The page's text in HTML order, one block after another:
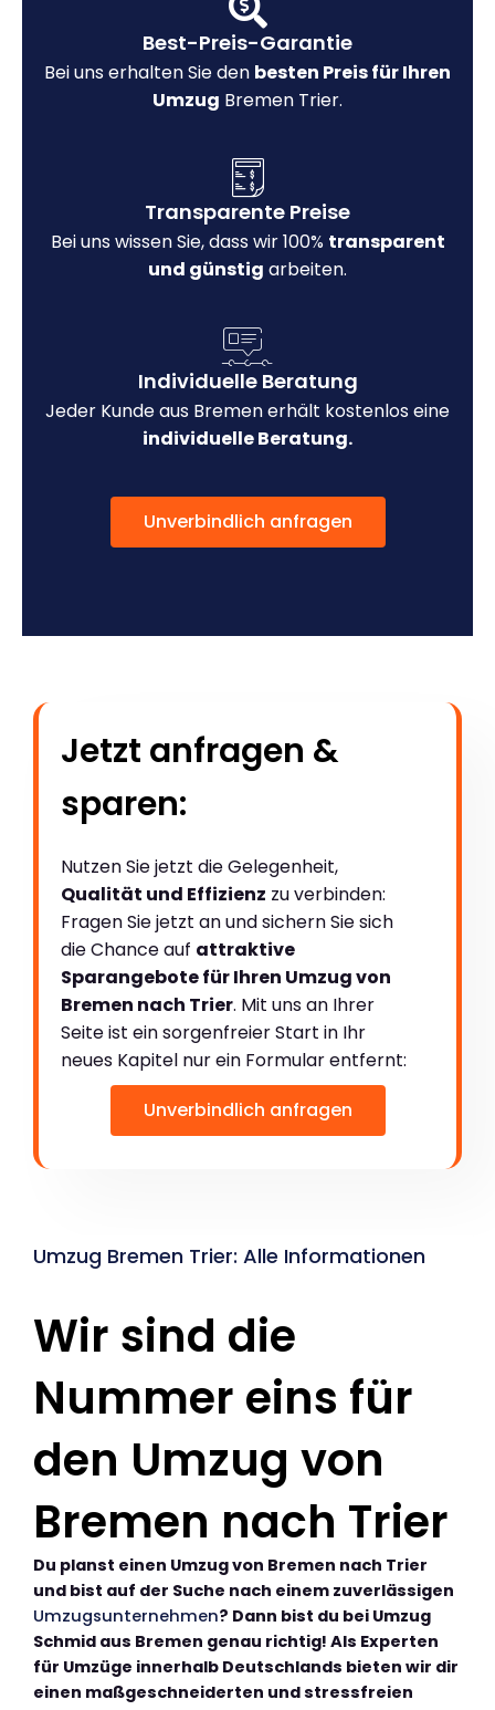
Best-Preis-Garantie
Bei uns erhalten Sie den besten Preis für Ihren
Umzug Bremen Trier.
Transparente Preise
Bei uns wissen Sie, dass wir 100% transparent
und günstig arbeiten.
Individuelle Beratung
Jeder Kunde aus Bremen erhält kostenlos eine
individuelle Beratung.
Unverbindlich anfragen
Jetzt anfragen &
sparen:
Nutzen Sie jetzt die Gelegenheit,
Qualität und Effizienz zu verbinden:
Fragen Sie jetzt an und sichern Sie sich
die Chance auf attraktive
Sparangebote für Ihren Umzug von
Bremen nach Trier. Mit uns an Ihrer
Seite ist ein sorgenfreier Start in Ihr
neues Kapitel nur ein Formular entfernt:
Unverbindlich anfragen
Umzug Bremen Trier: Alle Informationen
Wir sind die
Nummer eins für
den Umzug von
Bremen nach Trier
Du planst einen Umzug von Bremen nach Trier
und bist auf der Suche nach einem zuverlässigen
Umzugsunternehmen? Dann bist du bei Umzug
Schmid aus Bremen genau richtig! Als Experten
für Umzüge innerhalb Deutschlands bieten wir dir
einen maßgeschneiderten und stressfreien